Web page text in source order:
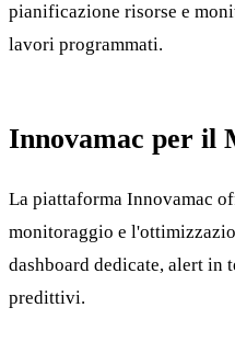
pianificazione risorse e
lavori programmati.
Innovamac per il
La piattaforma Innovamac
monitoraggio e
dashboard dedicate, alert in
predittivi.